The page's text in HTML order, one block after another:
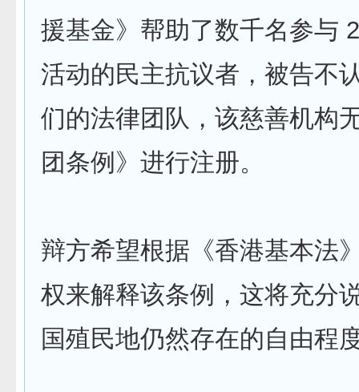
援基金》帮助了数千名参与
活动的民主抗议者，被告不
们的法律团队，该慈善机构
团条例》进行注册。
辩方希望根据《香港基本法
权来解释该条例，这将充分
国殖民地仍然存在的自由程